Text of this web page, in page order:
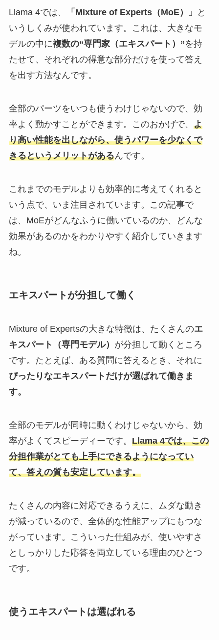
Llama 4では、 「Mixture of Experts（MoE）」
と
いうしくみが使われています。これは、大きなモ
デルの中に複数の“専門家（エキスパート）”を持
たせて、それぞれの得意な部分だけを使って答え
を出す方法なんです。
全部のパーツをいつも使うわけじゃないので、効
率よく動かすことができます。このおかげで、 よ
り高い性能を出しながら、使うパワーを少なくで
きるというメリットがあるんです。
これまでのモデルよりも効率的に考えてくれると
いう点で、いま注目されています。この記事で
は、MoEがどんなふうに働いているのか、どんな
効果があるのかをわかりやすく紹介していきます
ね。
エキスパートが分担して働く
Mixture of Expertsの大きな特徴は、たくさんのエ
キスパート（専門モデル） が分担して動くところ
です。たとえば、ある質問に答えるとき、それに
ぴったりなエキスパートだけが選ばれて働きま
す。
全部のモデルが同時に動くわけじゃないから、効
率がよくてスピーディーです。 Llama 4では、この
分担作業がとても上手にできるようになってい
て、答えの質も安定しています。
たくさんの内容に対応できるうえに、ムダな動き
が減っているので、全体的な性能アップにもつな
がっています。こういった仕組みが、使いやすさ
としっかりした応答を両立している理由のひとつ
です。
使うエキスパートは選ばれる